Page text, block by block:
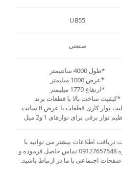
UB55
صنعتی
*طول 4000 سانتیمتر
*عرض 1000 میلیمتر
*ارتفاع 1770 میلیمتر
*کیفیت ساخت بالا با قطعات برند
نوار کاری قطعات با عرض 8 سانت
نوار برقی برای نوارهای 1 و2 میل
دریافت اطلاعات بیشتر می توانید با
شماره 09127657548 تماس حاصل فرموده و
صفحات اجتماعی با ما در ارتباط باشید.